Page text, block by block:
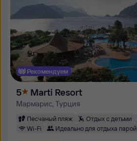
Рекомендуем
5 Marti Resort
Мармарис, Турция
Песчаный пляж Отдых с детьми
Wi-Fi
Идеально для отдыха парой